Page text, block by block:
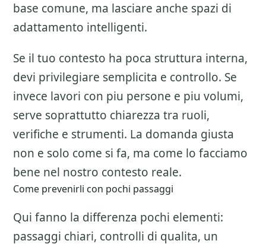
base comune, ma lasciare anche spazi di
adattamento intelligenti.
Se il tuo contesto ha poca struttura interna,
devi privilegiare semplicita e controllo. Se
invece lavori con piu persone e piu volumi,
serve soprattutto chiarezza tra ruoli,
verifiche e strumenti. La domanda giusta
non e solo come si fa, ma come lo facciamo
bene nel nostro contesto reale.
Come prevenirli con pochi passaggi
Qui fanno la differenza pochi elementi:
passaggi chiari, controlli di qualita, un